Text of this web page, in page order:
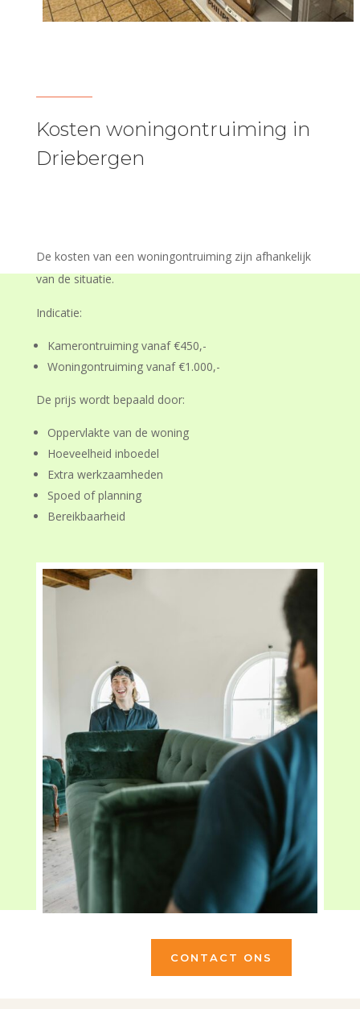
Kosten woningontruiming in
Driebergen
De kosten van een woningontruiming zijn afhankelijk
van de situatie.
Indicatie:
Kamerontruiming vanaf €450,-
Woningontruiming vanaf €1.000,-
De prijs wordt bepaald door:
Oppervlakte van de woning
Hoeveelheid inboedel
Extra werkzaamheden
Spoed of planning
Bereikbaarheid
CONTACT ONS